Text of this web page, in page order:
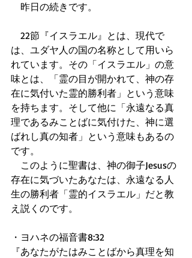
昨日の続きです。
22節『イスラエル』とは、現代で
は、ユダヤ人の国の名称として用いら
れています。その「イスラエル」の意
味とは、「霊の目が開かれて、神の存
在に気付いた霊的勝利者」という意味
を持ちます。そして他に「永遠なる真
理であるみことばに気付けた、神に選
ばれし真の知者」という意味もあるの
です。
このように聖書は、神の御子Jesusの
存在に気づいたあなたは、永遠なる人
生の勝利者「霊的イスラエル」だと教
え説くのです。
・ヨハネの福音書8:32
『あなたがたはみことばから真理を知